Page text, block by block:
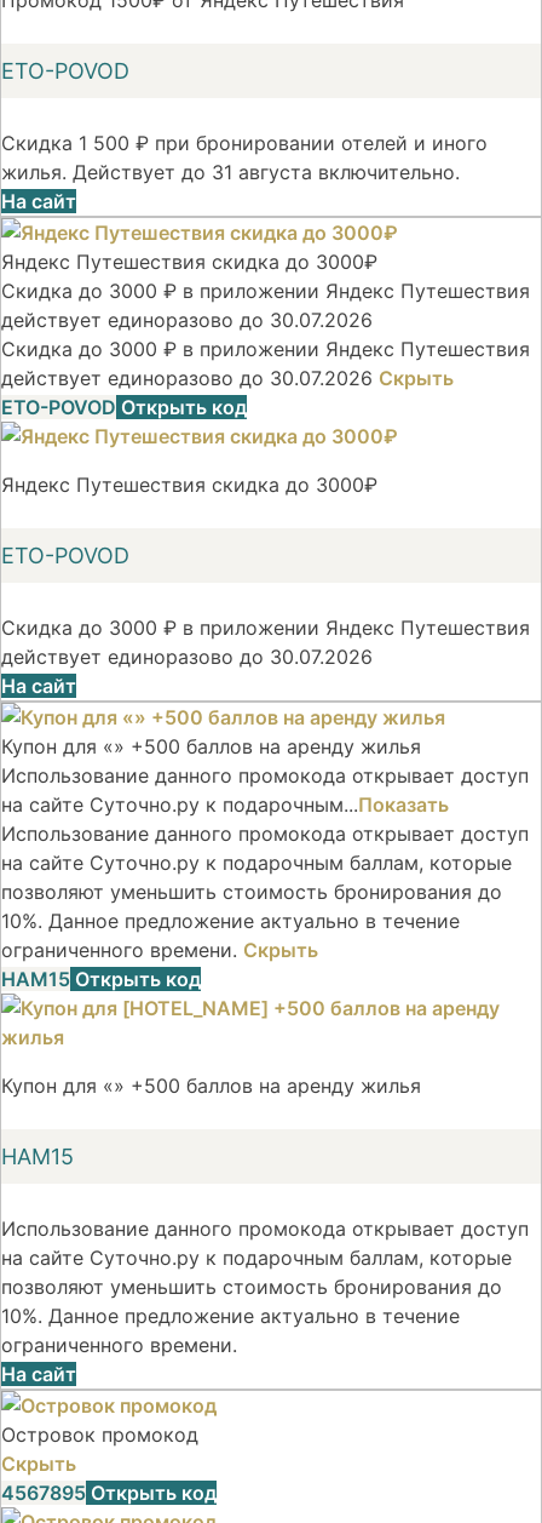
ETO-POVOD
Скидка 1 500 ₽ при бронировании отелей и иного
жилья. Действует до 31 августа включительно.
На сайт
Яндекс Путешествия скидка до 3000₽
Скидка до 3000 ₽ в приложении Яндекс Путешествия
действует единоразово до 30.07.2026
Скидка до 3000 ₽ в приложении Яндекс Путешествия
действует единоразово до 30.07.2026 Скрыть
ETO-POVOD Открыть код
Яндекс Путешествия скидка до 3000₽
ETO-POVOD
Скидка до 3000 ₽ в приложении Яндекс Путешествия
действует единоразово до 30.07.2026
На сайт
Купон для «» +500 баллов на аренду жилья
Использование данного промокода открывает доступ
на сайте Суточно.ру к подарочным...Показать
Использование данного промокода открывает доступ
на сайте Суточно.ру к подарочным баллам, которые
позволяют уменьшить стоимость бронирования до
10%. Данное предложение актуально в течение
ограниченного времени. Скрыть
НАМ15 Открыть код
Купон для «» +500 баллов на аренду жилья
НАМ15
Использование данного промокода открывает доступ
на сайте Суточно.ру к подарочным баллам, которые
позволяют уменьшить стоимость бронирования до
10%. Данное предложение актуально в течение
ограниченного времени.
На сайт
Островок промокод
Скрыть
4567895 Открыть код